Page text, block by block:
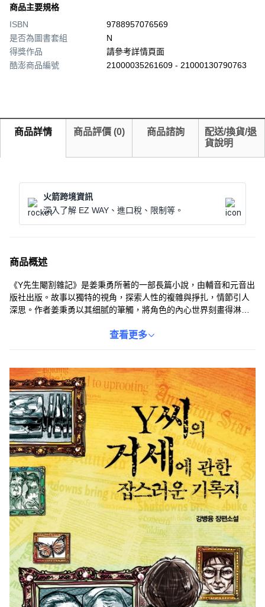
商品主要規格
ISBN
9788957076569
是否為圖書套組
N
得獎作品
請參考詳情頁面
酷澎商品編號
21000035261609 - 21000130790763
商品詳情 商品評價 (0) 商品諮詢
配送/換貨/退
貨說明
火箭跨境資訊
深入了解 EZ WAY、進口稅、限制等。
商品概述
《Y先生閹割雜記》是姜秉勇所著的一部長篇小說，由輔音和元音出
版社出版。故事以獨特的視角，探索人性的複雜與掙扎，情節引人
深思。作者姜秉勇以其细腻的筆觸，將角色的內心世界刻畫得淋漓
度文學作品的讀者，帶領您進入一個充滿挑戰與反思的閱讀之旅。
查看更多